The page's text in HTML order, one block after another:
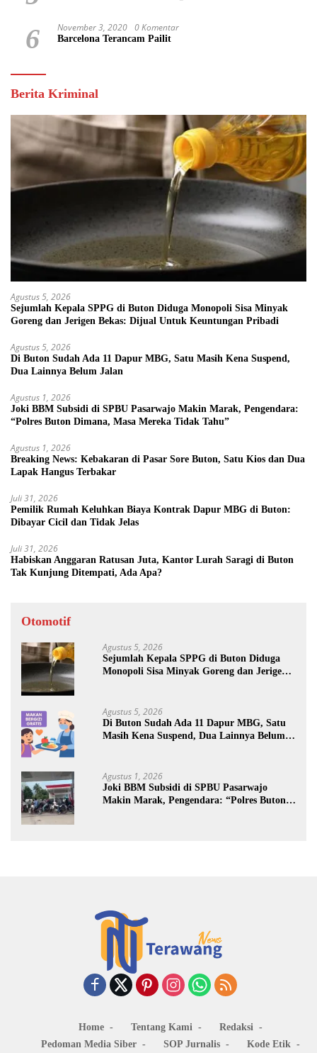
6 November 3, 2020 0 Komentar
Barcelona Terancam Pailit
Berita Kriminal
Agustus 5, 2026
Sejumlah Kepala SPPG di Buton Diduga Monopoli Sisa Minyak
Goreng dan Jerigen Bekas: Dijual Untuk Keuntungan Pribadi
Agustus 5, 2026
Di Buton Sudah Ada 11 Dapur MBG, Satu Masih Kena Suspend,
Dua Lainnya Belum Jalan
Agustus 1, 2026
Joki BBM Subsidi di SPBU Pasarwajo Makin Marak, Pengendara:
“Polres Buton Dimana, Masa Mereka Tidak Tahu”
Agustus 1, 2026
Breaking News: Kebakaran di Pasar Sore Buton, Satu Kios dan Dua
Lapak Hangus Terbakar
Juli 31, 2026
Pemilik Rumah Keluhkan Biaya Kontrak Dapur MBG di Buton:
Dibayar Cicil dan Tidak Jelas
Juli 31, 2026
Habiskan Anggaran Ratusan Juta, Kantor Lurah Saragi di Buton
Tak Kunjung Ditempati, Ada Apa?
Otomotif
Agustus 5, 2026
Sejumlah Kepala SPPG di Buton Diduga
Monopoli Sisa Minyak Goreng dan Jerigen
Agustus 5, 2026
Di Buton Sudah Ada 11 Dapur MBG, Satu
Masih Kena Suspend, Dua Lainnya Belum
Agustus 1, 2026
Joki BBM Subsidi di SPBU Pasarwajo
Makin Marak, Pengendara: “Polres Buton
Home Tentang Kami
Redaksi
Pedoman Media Siber
SOP Jurnalis Kode Etik